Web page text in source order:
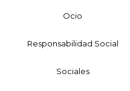
Ocio
Responsabilidad Social
Sociales